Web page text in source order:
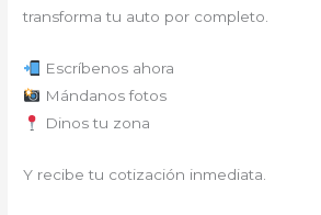
transforma tu auto por completo.
Escríbenos ahora
Mándanos fotos
Dinos tu zona
Y recibe tu cotización inmediata.